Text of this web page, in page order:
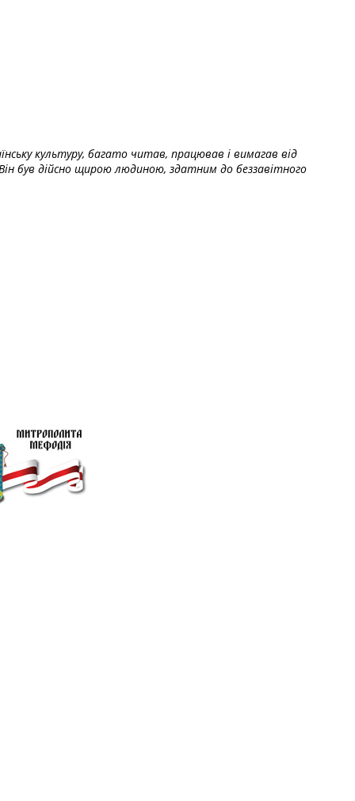
культуру, багато читав, працював і вимагав від
був дійсно щирою людиною, здатним до беззавітного